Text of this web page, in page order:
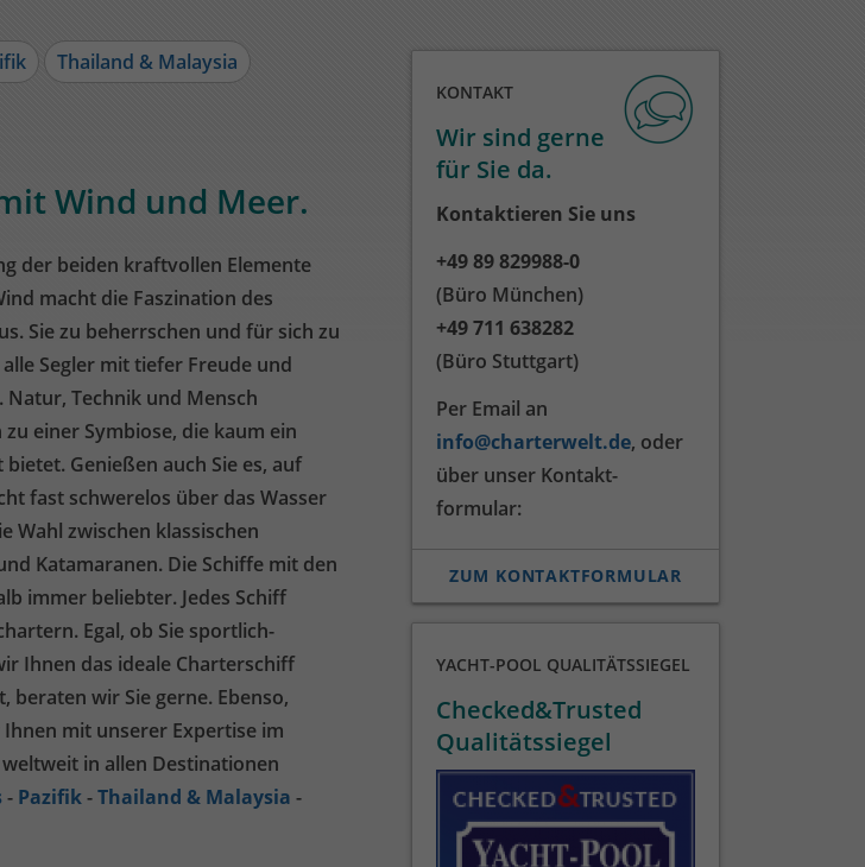
Thailand & Malaysia
Wind und Meer.
der beiden kraftvollen Elemente
macht die Faszination des
Sie zu beherrschen und für sich zu
Segler mit tiefer Freude und
Technik und Mensch
einer Symbiose, die kaum ein
Genießen auch Sie es, auf
fast schwerelos über das Wasser
Wahl zwischen klassischen
Katamaranen. Die Schiffe mit den
immer beliebter. Jedes Schiff
Egal, ob Sie sportlich-
Ihnen das ideale Charterschiff
wir Sie gerne. Ebenso,
mit unserer Expertise im
in allen Destinationen
- Pazifik-Thailand & Malaysia -
KONTAKT
Wir sind gerne
für Sie da.
Kontaktieren Sie uns
+49 89 829988-0
(Büro München)
+49 711 638282
(Büro Stuttgart)
Per Email an
info@charterwelt.de, oder
über unser Kontakt­
formular:
ZUM KONTAKTFORMULAR
YACHT-POOL QUALITÄTSSIEGEL
Checked&Trusted
Qualitätssiegel